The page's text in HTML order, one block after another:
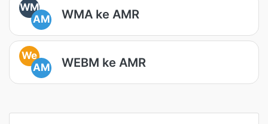
WM
AM
WMA ke AMR
We
AM
WEBM ke AMR